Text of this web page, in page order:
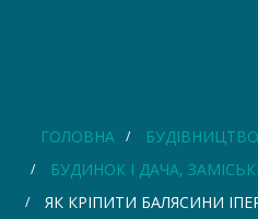
ГОЛОВНА
БУДИНОК І ДАЧА,
ЯК КРІПИТИ БАЛЯСИНИ